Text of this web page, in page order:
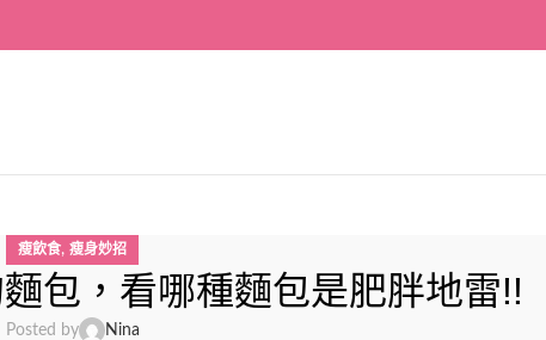
瘦飲食,瘦身妙招
包，看哪種麵包是肥胖地雷!!
Posted by
Nina